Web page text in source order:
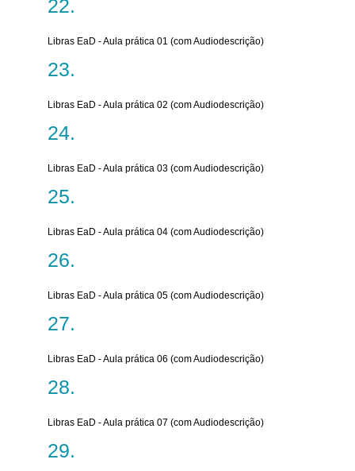
Libras EaD - Aula prática 01 (com Audiodescrição)
Libras EaD - Aula prática 02 (com Audiodescrição)
Libras EaD - Aula prática 03 (com Audiodescrição)
Libras EaD - Aula prática 04 (com Audiodescrição)
Libras EaD - Aula prática 05 (com Audiodescrição)
Libras EaD - Aula prática 06 (com Audiodescrição)
Libras EaD - Aula prática 07 (com Audiodescrição)